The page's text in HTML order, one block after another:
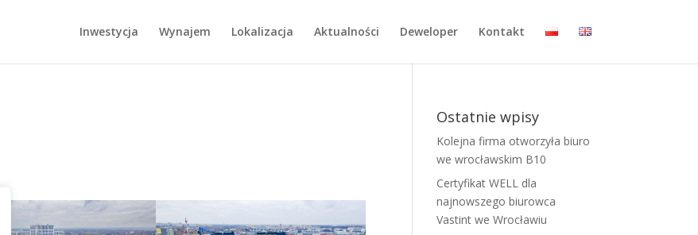
Inwestycja Wynajem Lokalizacja Aktualności Deweloper Kontakt
Ostatnie wpisy
Kolejna firma otworzyła biuro
we wrocławskim B10
Certyfikat WELL dla
najnowszego biurowca
Vastint we Wrocławiu